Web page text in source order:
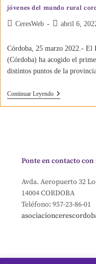
jóvenes del mundo rural
CeresWeb abril 6,
Córdoba, 25 marzo 2022.- El
(Córdoba) ha acogido el
distintos puntos de la
Continuar Leyendo
Ponte en contacto con
Avda. Aeropuerto 32
14004 CORDOBA
Teléfono: 957-23-86-01